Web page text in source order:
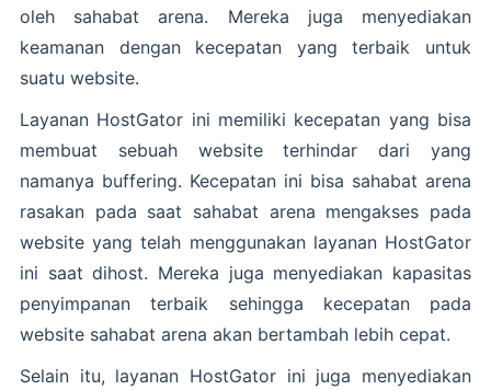
oleh sahabat arena. Mereka juga menyediakan
keamanan dengan kecepatan yang terbaik untuk
suatu website.
Layanan HostGator ini memiliki kecepatan yang bisa
membuat sebuah website terhindar dari yang
namanya buffering. Kecepatan ini bisa sahabat arena
rasakan pada saat sahabat arena mengakses pada
website yang telah menggunakan layanan HostGator
ini saat dihost. Mereka juga menyediakan kapasitas
penyimpanan terbaik sehingga kecepatan pada
website sahabat arena akan bertambah lebih cepat.
Selain itu, layanan HostGator ini juga menyediakan